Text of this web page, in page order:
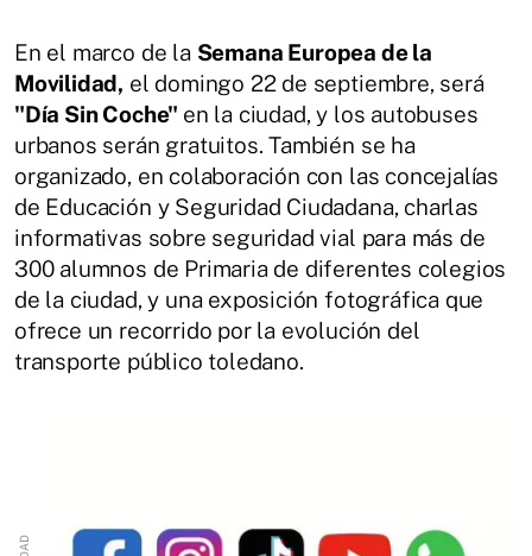
En el marco de la Semana Europea de la
Movilidad, el domingo 22 de septiembre, será
"Día Sin Coche" en la ciudad, y los autobuses
urbanos serán gratuitos. También se ha
organizado, en colaboración con las concejalías
de Educación y Seguridad Ciudadana, charlas
informativas sobre seguridad vial para más de
300 alumnos de Primaria de diferentes colegios
de la ciudad, y una exposición fotográfica que
ofrece un recorrido por la evolución del
transporte público toledano.